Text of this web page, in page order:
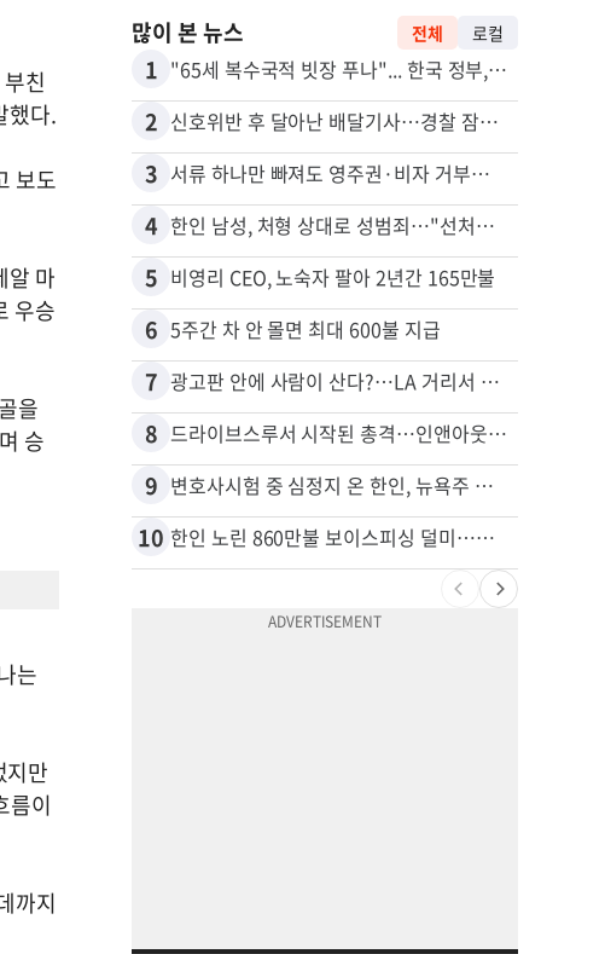
친
했다.
보도
알 마
우승
을
승
는
지만
름이
까지
많이 본 뉴스 전체 로컬
1 "65세 복수국적 빗장 푸나"... 한국 정부, 연령 완화 전면 추진
2 신호위반 후 달아난 배달기사…경찰 잠복해 잡고보니 ‘반전’
3 서류 하나만 빠져도 영주권·비자 거부…심사관 재량권 대폭 확대
4 한인 남성, 처형 상대로 성범죄…"선처해줬더니 배신자 취급"
5 비영리 CEO, 노숙자 팔아 2년간 165만불
6 5주간 차 안 몰면 최대 600불 지급
7 광고판 안에 사람이 산다?…LA 거리서 화제
8 드라이브스루서 시작된 총격…인앤아웃 참사 영상 공개
9 변호사시험 중 심정지 온 한인, 뉴욕주 제소
10 한인 노린 860만불 보이스피싱 덜미…영사관·한국 검찰 사칭